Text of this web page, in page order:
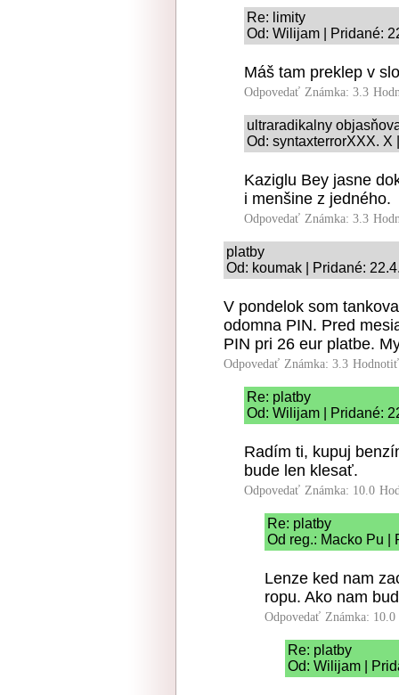
Re: limity
Od: Wilijam | Pridané:
Máš tam preklep v
Odpovedať Známka: 3.3
ultraradikalny
Od: syntaxterrorXXX. X
Kaziglu Bey jasne
i menšine z jedného.
Odpovedať Známka: 3.3
platby
Od: koumak | Pridané:
V pondelok som
odomna PIN. Pred
PIN pri 26 eur platbe.
Odpovedať Známka: 3.3
Re: platby
Od: Wilijam | Pridané:
Radím ti, kupuj
bude len klesať.
Odpovedať Známka: 10.0
Re: platby
Od reg.: Macko Pu |
Lenze ked nam
ropu. Ako nam
Odpovedať Známka: 10.0
Re: platby
Od: Wilijam |